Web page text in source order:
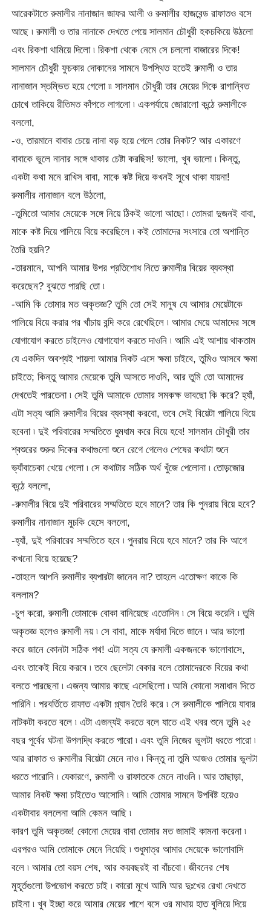
আরেকটাতে রুমালীর নানাজান জাফর আলী ও রুমালীর হাজবেন্ড রাফাতও বসে
আছে ৷ রুমালী ও তার নানাকে দেখতে পেয়ে সালমান চৌধুরী হকচকিয়ে উঠলো
এবং রিকশা থামিয়ে দিলো ৷ রিকশা থেকে নেমে সে চললো বাজারের দিকে!
সালমান চৌধুরী ফুচকার দোকানের সামনে উপস্থিত হতেই রুমালী ও তার
নানাজান স্তম্ভিত হয়ে গেলো ৷৷ সালমান চৌধুরী তার মেয়ের দিকে রাগান্বিত
চোখে তাকিয়ে রীতিমত কাঁপতে লাগলো ৷ একপর্যায়ে জোরালো কন্ঠে রুমালীকে
বললো,
-ও, তারমানে বাবার চেয়ে নানা বড় হয়ে গেলে তোর নিকট? আর একারণে
বাবাকে ভুলে নানার সঙ্গে থাকার চেষ্টা করছিস! ভালো, খুব ভালো ৷ কিন্তু,
একটা কথা মনে রাখিস বাবা, মাকে কষ্ট দিয়ে কখনই সুখে থাকা যায়না!
রুমালীর নানাজান বলে উঠলো,
-তুমিতো আমার মেয়েকে সঙ্গে নিয়ে ঠিকই ভালো আছো ৷ তোমরা দুজনই বাবা,
মাকে কষ্ট দিয়ে পালিয়ে বিয়ে করেছিলে ৷ কই তোমাদের সংসারে তো অশান্তি
তৈরি হয়নি?
-তারমানে, আপনি আমার উপর প্রতিশোধ নিতে রুমালীর বিয়ের ব্যবস্থা
করেছেন? বুঝতে পারছি তো ৷
-আমি কি তোমার মত অকৃতজ্ঞ? তুমি তো সেই মানুষ যে আমার মেয়েটাকে
পালিয়ে বিয়ে করার পর খাঁচায় বন্দি করে রেখেছিলে ৷ আমার মেয়ে আমাদের সঙ্গে
যোগাযোগ করতে চাইলেও যোগাযোগ করতে দাওনি ৷ আমি এই আশায় থাকতাম
যে একদিন অবশ্যই শায়লা আমার নিকট এসে ক্ষমা চাইবে, তুমিও আসবে ক্ষমা
চাইতে; কিন্তু আমার মেয়েকে তুমি আসতে দাওনি, আর তুমি তো আমাদের
দেখতেই পারতেনা ৷ সেই তুমি আমাকে তোমার সমকক্ষ ভাবছো কি করে? হ্যাঁ,
এটা সত্য আমি রুমালীর বিয়ের ব্যবস্থা করবো, তবে সেই বিয়েটা পালিয়ে বিয়ে
হবেনা ৷ দুই পরিবারের সম্মতিতে ধুমধাম করে বিয়ে হবে! সালমান চৌধুরী তার
শ্বশুরের শুরুর দিকের কথাগুলো শুনে রেগে গেলেও শেষের কথাটা শুনে
ভ্যাঁবাচেকা খেয়ে গেলো ৷ সে কথাটার সঠিক অর্থ খুঁজে পেলোনা ৷ তোড়জোর
কন্ঠে বললো,
-রুমালীর বিয়ে দুই পরিবারের সম্মতিতে হবে মানে? তার কি পুনরায় বিয়ে হবে?
রুমালীর নানাজান মুচকি হেসে বললো,
-হ্যাঁ, দুই পরিবারের সম্মতিতে হবে ৷ পুনরায় বিয়ে হবে মানে? তার কি আগে
কখনো বিয়ে হয়েছে?
-তাহলে আপনি রুমালীর ব্যপারটা জানেন না? তাহলে এতোক্ষণ কাকে কি
বললাম?
-চুপ করো, রুমালী তোমাকে বোকা বানিয়েছে এতোদিন ৷ সে বিয়ে করেনি ৷ তুমি
অকৃতজ্ঞ হলেও রুমালী নয় ৷ সে বাবা, মাকে মর্যাদা দিতে জানে ৷ আর ভালো
করে জানে কোনটা সঠিক পথ! এটা সত্য যে রুমালী একজনকে ভালোবাসে,
এবং তাকেই বিয়ে করবে ৷ তবে ছেলেটা বেকার বলে তোমাদেরকে বিয়ের কথা
বলতে পারছেনা ৷ এজন্য আমার কাছে এসেছিলো ৷ আমি কোনো সমাধান দিতে
পারিনি ৷ পরবর্তিতে রাফাত একটা প্ল্যান তৈরি করে ৷ সে রুমালীকে পালিয়ে যাবার
নাটকটা করতে বলে ৷ এটা এজন্যই করতে বলে যাতে এই খবর শুনে তুমি ২৫
বছর পূর্বের ঘটনা উপলদ্ধি করতে পারো ৷ এবং তুমি নিজের ভুলটা ধরতে পারো ৷
আর রাফাত ও রুমালীর বিয়েটা মেনে নাও ৷ কিন্তু না তুমি আজও তোমার ভুলটা
ধরতে পারোনি ৷ যেকারণে, রুমালী ও রাফাতকে মেনে নাওনি ৷ আর তাছাড়া,
আমার নিকট ক্ষমা চাইতেও আসোনি ৷ আমি তোমার সামনে উপবিষ্ট হয়েও
একটাবার বললেনা আমি কেমন আছি ৷
কারণ তুমি অকৃতজ্ঞ! কোনো মেয়ের বাবা তোমার মত জামাই কামনা করেনা ৷
এরপরও আমি তোমাকে মেনে নিয়েছি ৷ শুধুমাত্র আমার মেয়েকে ভালোবাসি
বলে ৷ আমার তো বয়স শেষ, আর কয়বছরই বা বাঁচবো ৷ জীবনের শেষ
মুহূর্তগুলো উপভোগ করতে চাই ৷ কারো মুখে আমি আর দুঃখের রেখা দেখতে
চাইনা ৷ খুব ইচ্ছা করে আমার মেয়ের পাশে বসে ওর মাথায় হাত বুলিয়ে দিয়ে